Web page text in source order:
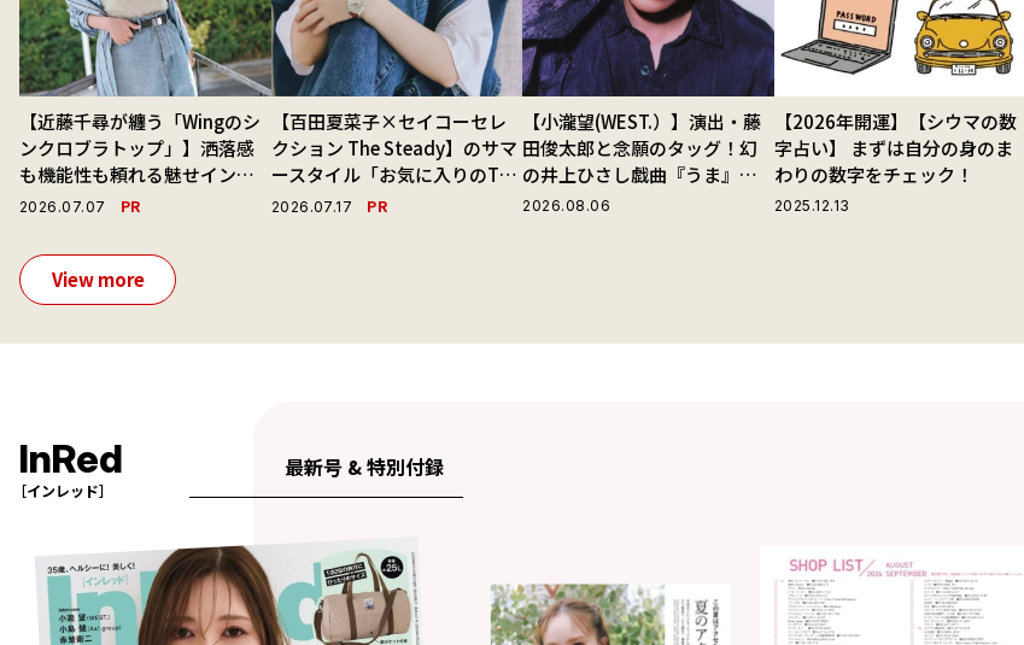
【近藤千尋が纏う「Wingのシ
ンクロブラトップ」】洒落感
も機能性も頼れる魅せインナ
ーで毎日を心地よくアプデ！
2026.07.07 PR
【百田夏菜子×セイコーセレ
クション The Steady】のサマ
ースタイル「お気に入りのTシ
ャツと最高の時計と。」
2026.07.17 PR
【小瀧望(WEST.）】演出・藤
田俊太郎と念願のタッグ！幻
の井上ひさし戯曲『うま』で
演じる“爽快な悪人”の魅力と
2026.08.06
【2026年開運】【シウマの数
字占い】 まずは自分の身のま
わりの数字をチェック！
2025.12.13
View more
InRed
［インレッド］
最新号 & 特別付録